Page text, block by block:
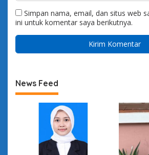
Simpan nama, email, dan situs web
ini untuk komentar saya berikutnya.
News Feed